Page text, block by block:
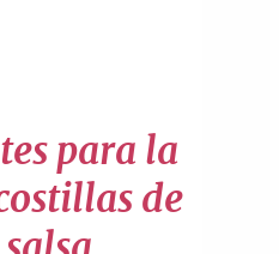
para la
de